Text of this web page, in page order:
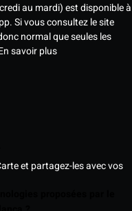
au mardi) est disponible à
Si vous consultez le site
normal que seules les
savoir plus
et partagez-les avec vos